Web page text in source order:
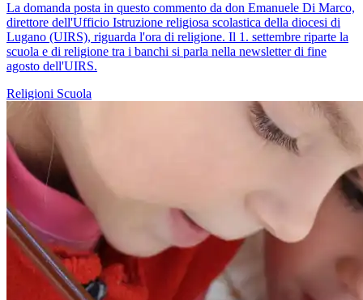
La domanda posta in questo commento da don Emanuele Di Marco,
direttore dell'Ufficio Istruzione religiosa scolastica della diocesi di
Lugano (UIRS), riguarda l'ora di religione. Il 1. settembre riparte la
scuola e di religione tra i banchi si parla nella newsletter di fine
agosto dell'UIRS.
Religioni Scuola